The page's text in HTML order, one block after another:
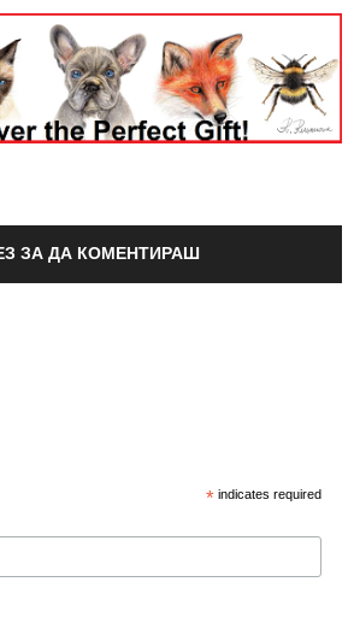
ЗА ДА КОМЕНТИРАШ
* indicates required